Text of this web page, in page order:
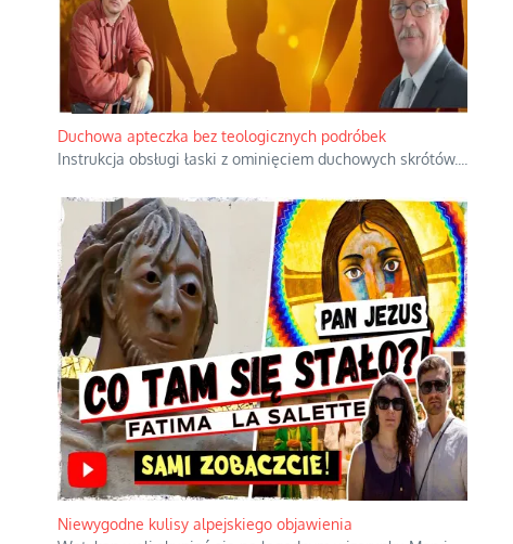
Duchowa apteczka bez teologicznych podróbek
Instrukcja obsługi łaski z ominięciem duchowych skrótów.
Niewygodne kulisy alpejskiego objawienia